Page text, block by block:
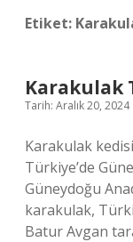
Etiket:
Karakulak
Tarih: Aralık 20, 2024
Karakulak
Türkiye’de
Güneydoğu
karakulak,
Batur Avgan